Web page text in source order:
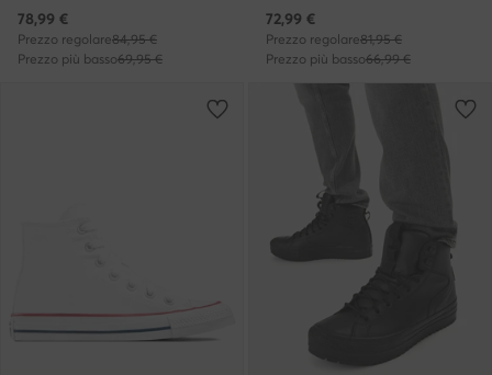
Prezzo attuale
78,99 €
Prezzo regolare84,95 €
Prezzo più basso69,95 €
Prezzo attuale
72,99 €
Prezzo regolare81,95 €
Prezzo più basso66,99 €